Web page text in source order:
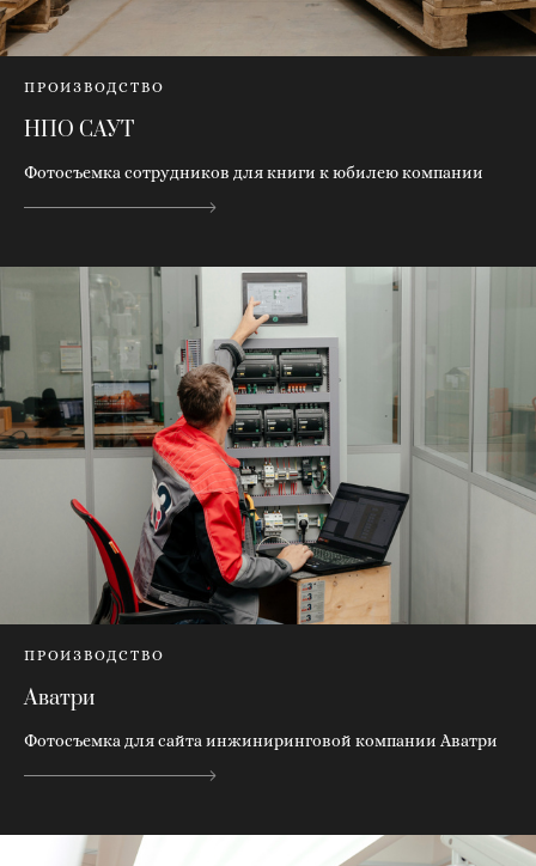
ПРОИЗВОДСТВО
НПО САУТ
Фотосъемка сотрудников для книги к юбилею компании
ПРОИЗВОДСТВО
Аватри
Фотосъемка для сайта инжиниринговой компании Аватри